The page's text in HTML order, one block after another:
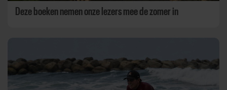
Deze boeken nemen onze lezers mee de zomer in